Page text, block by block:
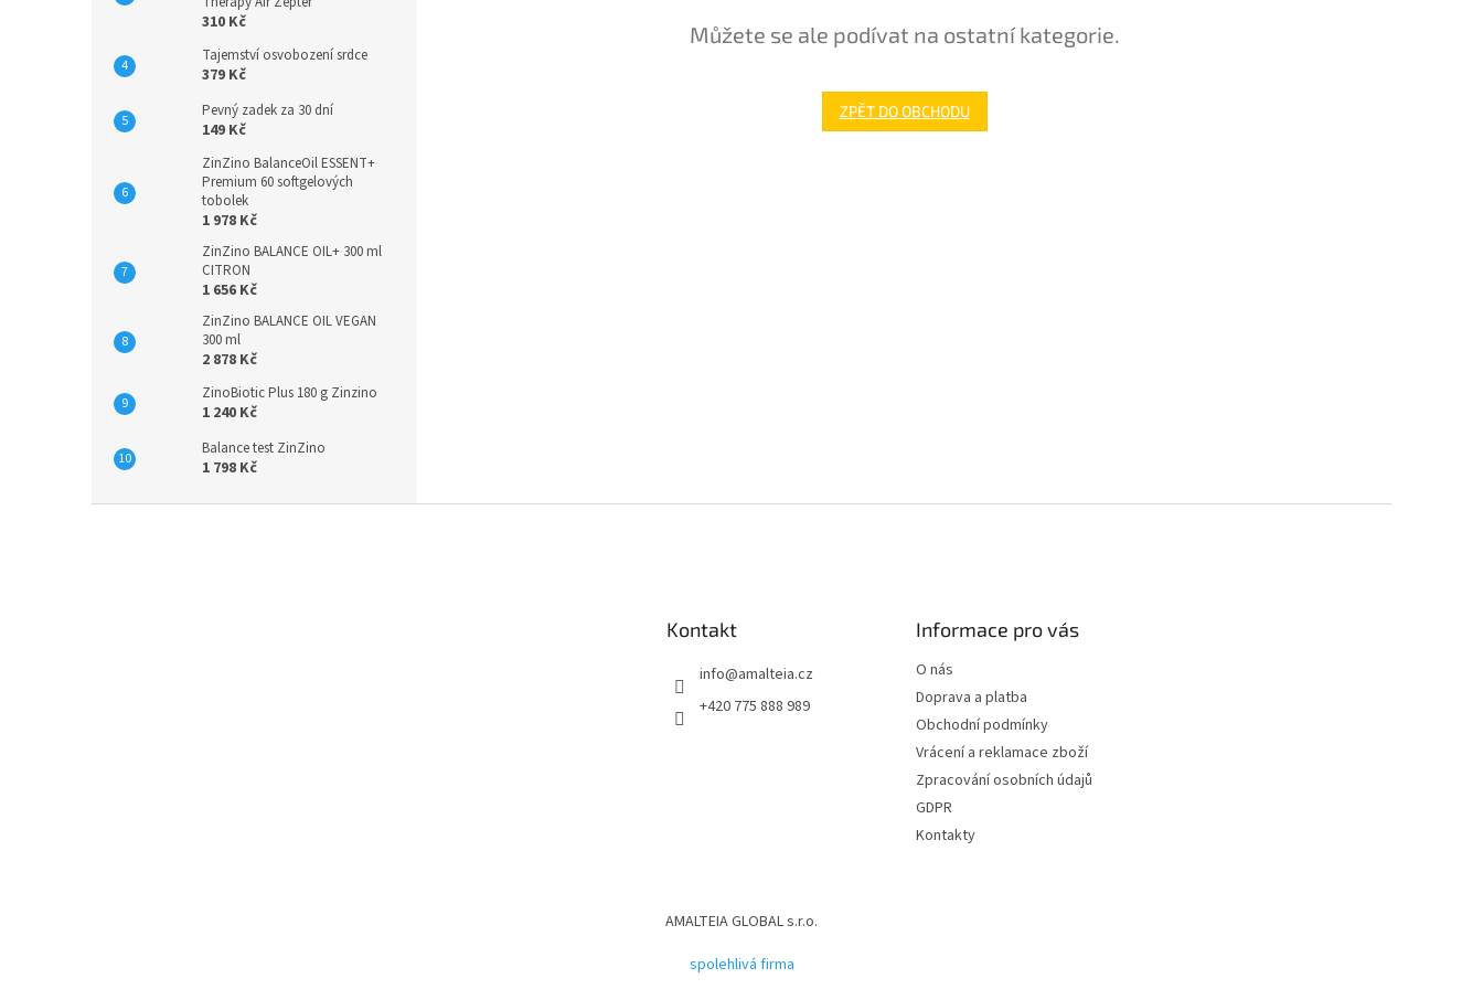
310 Kč
Tajemství osvobození srdce
379 Kč
Pevný zadek za 30 dní
149 Kč
ZinZino BalanceOil ESSENT+
Premium 60 softgelových
tobolek
1 978 Kč
ZinZino BALANCE OIL+ 300 ml
CITRON
1 656 Kč
ZinZino BALANCE OIL VEGAN
300 ml
2 878 Kč
ZinoBiotic Plus 180 g Zinzino
1 240 Kč
Balance test ZinZino
1 798 Kč
Můžete se ale podívat na ostatní kategorie.
ZPĚT DO OBCHODU
Kontakt
info@amalteia.cz
+420 775 888 989
Informace pro vás
O nás
Doprava a platba
Obchodní podmínky
Vrácení a reklamace zboží
Zpracování osobních údajů
GDPR
Kontakty
AMALTEIA GLOBAL s.r.o.
spolehlivá firma